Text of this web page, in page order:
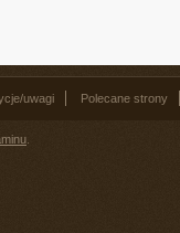
uwagi Polecane strony